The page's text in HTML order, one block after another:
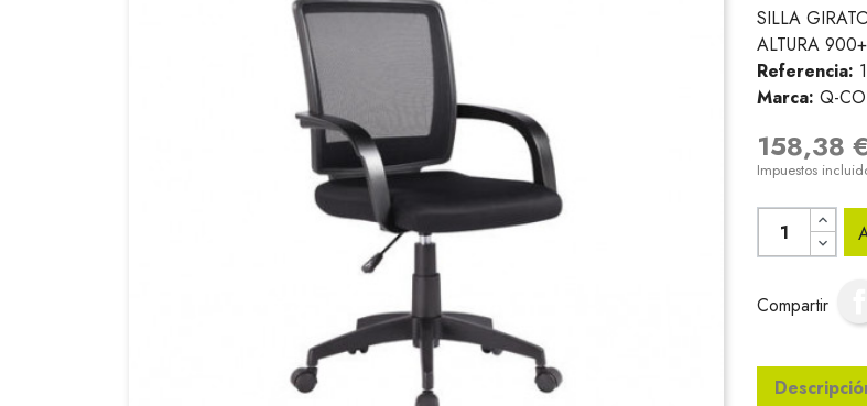
SILLA
ALTURA
Referencia:
Marca: Q-
158,38 €
Impuestos
Compartir